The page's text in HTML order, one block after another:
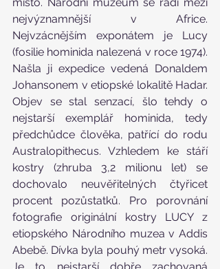
nejvýznamnější v Africe.
Nejvzácnějším exponátem je Lucy
(fosilie hominida nalezená v roce 1974).
Našla ji expedice vedená Donaldem
Johansonem v etiopské lokalitě Hadar.
Objev se stal senzací, šlo tehdy o
nejstarší exemplář hominida, tedy
předchůdce člověka, patřící do rodu
Australopithecus. Vzhledem ke stáří
kostry (zhruba 3,2 milionu let) se
dochovalo neuvěřitelných čtyřicet
procent pozůstatků. Pro porovnání
fotografie originální kostry LUCY z
etiopského Národního muzea v Addis
Abebě. Dívka byla pouhý metr vysoká.
Je to nejstarší dobře zachovaná